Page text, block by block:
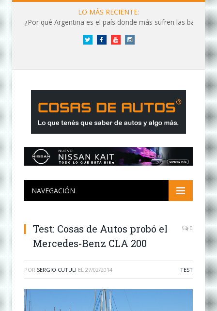
LO MÁS RECIENTE:
¿Por qué Argentina es el país donde más sufren las baterías?
Twitter FacebookYouTubeInstagram
NAVEGACIÓN
Test: Cosas de Autos probó el
Mercedes-Benz CLA 200
0
POR SERGIO CUTULI EL 27/02/2014 TEST